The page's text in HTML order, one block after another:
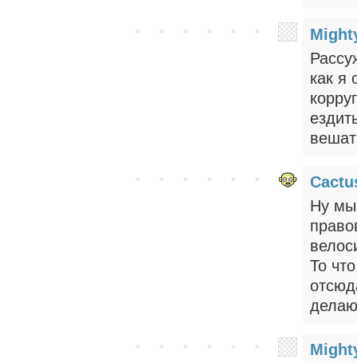
как я
Ну мы
То